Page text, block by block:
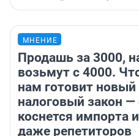
МНЕНИЕ
Продашь за 3000,
возьмут с 4000.
нам готовит новый
налоговый закон —
коснется импорта и
даже репетиторов